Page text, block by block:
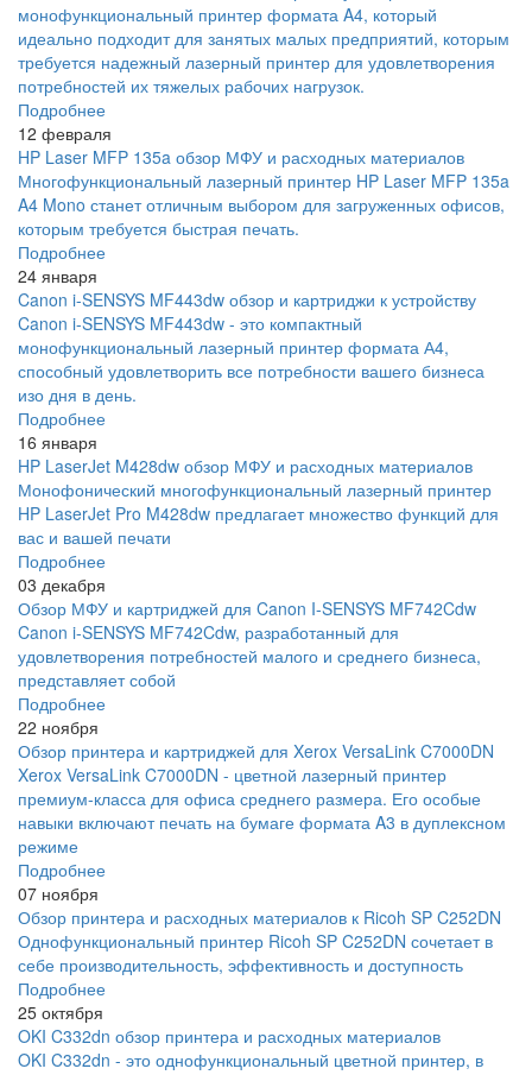
монофункциональный принтер формата A4, который
идеально подходит для занятых малых предприятий, которым
требуется надежный лазерный принтер для удовлетворения
потребностей их тяжелых рабочих нагрузок.
Подробнее
12 февраля
HP Laser MFP 135a обзор МФУ и расходных материалов
Многофункциональный лазерный принтер HP Laser MFP 135a
A4 Mono станет отличным выбором для загруженных офисов,
которым требуется быстрая печать.
Подробнее
24 января
Canon i-SENSYS MF443dw обзор и картриджи к устройству
Canon i-SENSYS MF443dw - это компактный
монофункциональный лазерный принтер формата А4,
способный удовлетворить все потребности вашего бизнеса
изо дня в день.
Подробнее
16 января
HP LaserJet M428dw обзор МФУ и расходных материалов
Монофонический многофункциональный лазерный принтер
HP LaserJet Pro M428dw предлагает множество функций для
вас и вашей печати
Подробнее
03 декабря
Обзор МФУ и картриджей для Canon I-SENSYS MF742Cdw
Canon i-SENSYS MF742Cdw, разработанный для
удовлетворения потребностей малого и среднего бизнеса,
представляет собой
Подробнее
22 ноября
Обзор принтера и картриджей для Xerox VersaLink C7000DN
Xerox VersaLink C7000DN - цветной лазерный принтер
премиум-класса для офиса среднего размера. Его особые
навыки включают печать на бумаге формата A3 в дуплексном
режиме
Подробнее
07 ноября
Обзор принтера и расходных материалов к Ricoh SP C252DN
Однофункциональный принтер Ricoh SP C252DN сочетает в
себе производительность, эффективность и доступность
Подробнее
25 октября
OKI C332dn обзор принтера и расходных материалов
OKI C332dn - это однофункциональный цветной принтер, в